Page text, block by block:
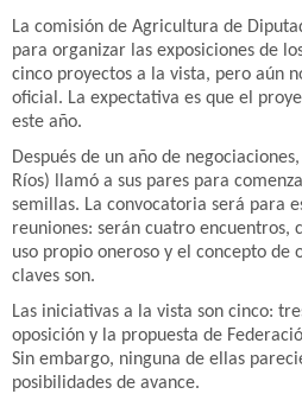
La comisión de Agricultura de
para organizar las exposiciones de
cinco proyectos a la vista, pero aún
oficial. La expectativa es que el
este año.
Después de un año de
Ríos) llamó a sus pares para
semillas. La convocatoria será para
reuniones: serán cuatro encuentros,
uso propio oneroso y el concepto de
claves son.
Las iniciativas a la vista son cinco:
oposición y la propuesta de
Sin embargo, ninguna de ellas
posibilidades de avance.